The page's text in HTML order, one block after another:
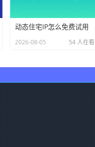
动态住宅IP怎么免费试用
2026-08-05 54 人在看